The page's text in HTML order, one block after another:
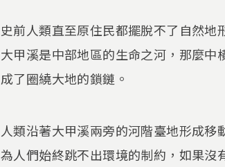
史前人類直至原住民都擺脫不了自然
大甲溪是中部地區的生命之河，那麼
成了圈繞大地的鎖鏈。
人類沿著大甲溪兩旁的河階臺地形成
為人們始終跳不出環境的制約，如果